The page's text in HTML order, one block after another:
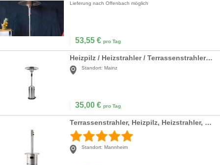
Lieferung nach Offenbach möglich
53,55 € pro Tag
Heizpilz / Heizstrahler / Terrassenstrahler / Heizung
Standort: Mainz
35,00 € pro Tag
Terrassenstrahler, Heizpilz, Heizstrahler, mieten
Standort: Mannheim